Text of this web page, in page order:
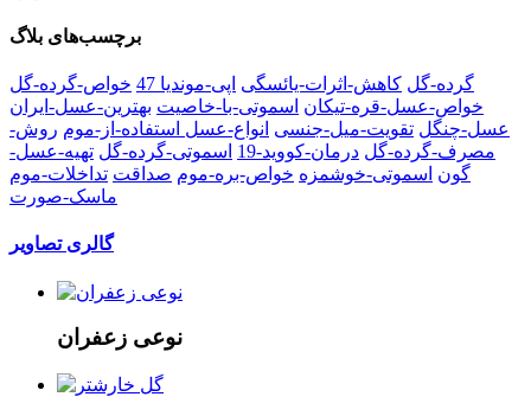
برچسب‌های بلاگ
گرده-گل کاهش-اثرات-یائسگی اپی-موندیا 47
خواص-گرده-گل
خواص-عسل-قره-تیکان اسموتی-با-خاصیت بهترین-عسل-ایران
عسل-چنگل تقویت-میل-جنسی انواع-عسل استفاده-از-موم روش-
مصرف-گرده-گل درمان-کووید-19 اسموتی-گرده-گل تهیه-عسل-
گون اسموتی-خوشمزه خواص-بره-موم صداقت تداخلات-موم
ماسک-صورت
گالری تصاویر
نوعی زعفران